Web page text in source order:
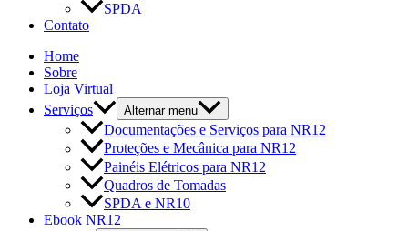
SPDA
Contato
Home
Sobre
Loja Virtual
Serviços
Alternar menu
Documentações e Serviços para NR12
Proteções e Mecânica para NR12
Painéis Elétricos para NR12
Quadros de Tomadas
SPDA e NR10
Ebook NR12